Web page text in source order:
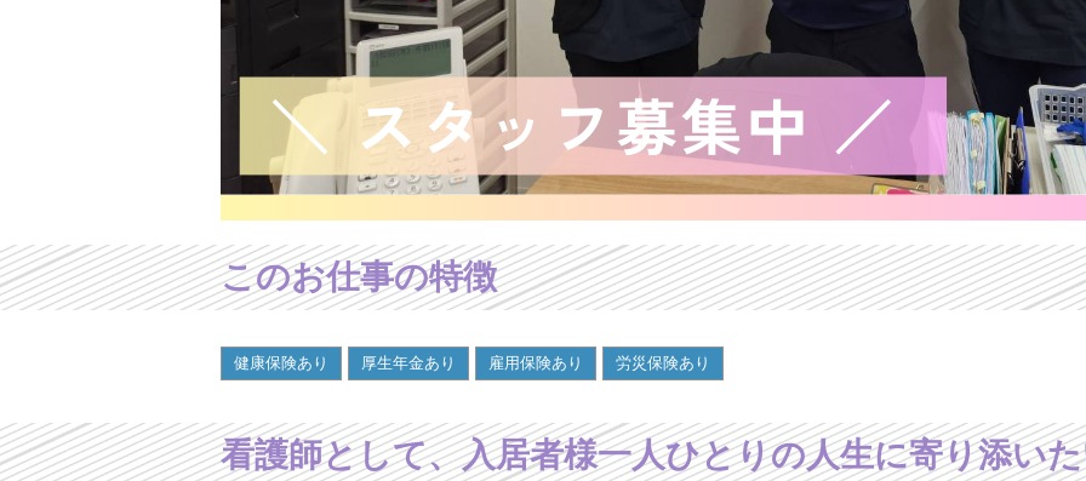
このお仕事の特徴
健康保険あり 厚生年金あり 雇用保険あり 労災保険あり
看護師として、入居者様一人ひとりの人生に寄り添い